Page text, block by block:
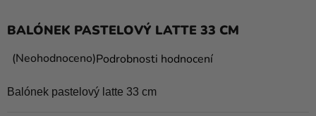
a
Svátky
BALÓNEK PASTELOVÝ LATTE 33 CM
Průměrné
produktu
NeohodnocenoPodrobnosti hodnocení
Balónek pastelový latte 33 cm